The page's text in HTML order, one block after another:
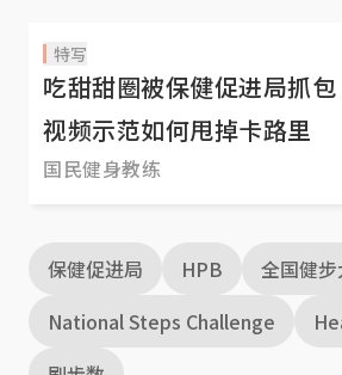
特写
吃甜甜圈被保健促进局抓
视频示范如何甩掉卡路里
国民健身教练
保健促进局 HPB
全国健
National Steps Challenge